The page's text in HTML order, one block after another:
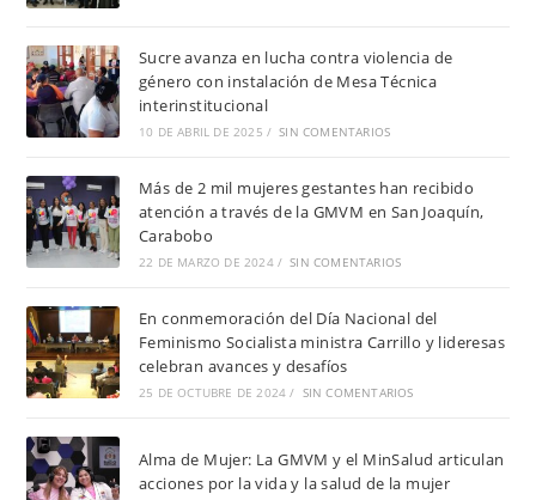
Sucre avanza en lucha contra violencia de
género con instalación de Mesa Técnica
interinstitucional
10 DE ABRIL DE 2025 / SIN COMENTARIOS
Más de 2 mil mujeres gestantes han recibido
atención a través de la GMVM en San Joaquín,
Carabobo
22 DE MARZO DE 2024 / SIN COMENTARIOS
En conmemoración del Día Nacional del
Feminismo Socialista ministra Carrillo y lideresas
celebran avances y desafíos
25 DE OCTUBRE DE 2024 / SIN COMENTARIOS
Alma de Mujer: La GMVM y el MinSalud articulan
acciones por la vida y la salud de la mujer